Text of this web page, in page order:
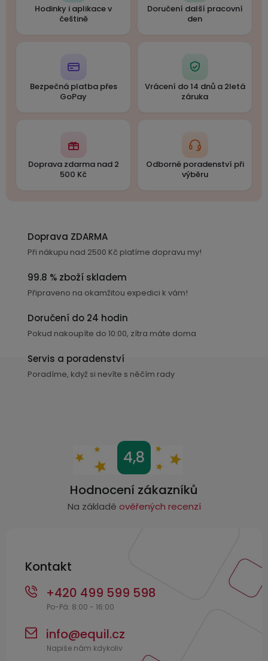
Hodinky i aplikace v
češtině
Doručení další pracovní
den
Bezpečná platba přes
GoPay
Vrácení do 14 dnů a 2letá
záruka
Doprava zdarma nad 2
500 Kč
Odborné poradenství při
výběru
Doprava ZDARMA
Při nákupu nad 2500 Kč platíme dopravu my!
99.8 % zboží skladem
Připraveno na okamžitou expedici k vám!
Doručení do 24 hodin
Pokud nakoupíte do 10:00, zítra máte doma
Servis a poradenství
Poradíme, když si nevíte s něčím rady
4,8
Hodnocení zákazníků
Na základě ověřených recenzí
Kontakt
info@equil.cz
+420 499 599 598